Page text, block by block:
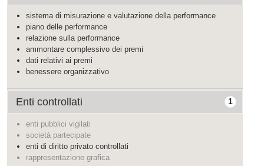
sistema di misurazione e valutazione della performance
piano delle performance
relazione sulla performance
ammontare complessivo dei premi
dati relativi ai premi
benessere organizzativo
1
Enti controllati
enti pubblici vigilati
società partecipate
enti di diritto privato controllati
rappresentazione grafica